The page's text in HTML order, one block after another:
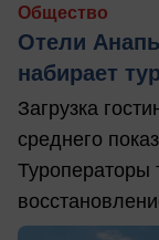
Общество
Отели
набирает
Загрузка
среднего
Туроператоры